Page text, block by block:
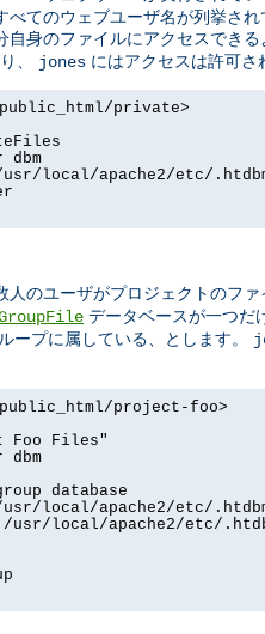
べてのウェブユーザ名が列挙さ
自身のファイルにアクセスできる
、 jones にはアクセスは許可さ
private>
dbm
/usr/local/apache2/etc/
人のユーザがプロジェクトのファ
データベースが一つだ
ープに属している、とします。
project-foo>
Foo Files"
dbm
database
/usr/local/apache2/etc/
/usr/local/apache2/etc/